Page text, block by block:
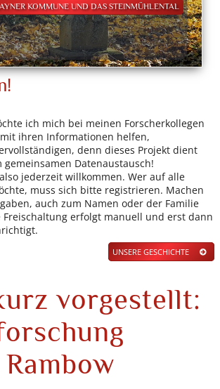
KOMMUNE UND DAS STEINMÜHLENTAL
ich mich bei meinen Forscherkollegen
ihren Informationen helfen,
denn dieses Projekt dient
Datenaustausch!
jederzeit willkommen. Wer auf alle
muss sich bitte registrieren. Machen
auch zum Namen oder der Familie
Freischaltung erfolgt manuell und erst dann
UNSERE GESCHICHTE
vorgestellt: